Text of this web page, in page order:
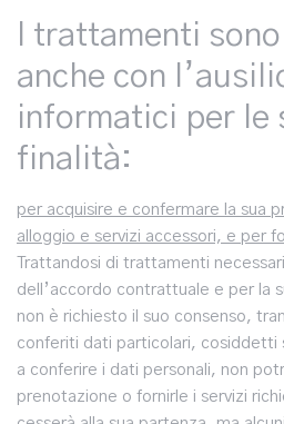
I trattamenti
anche con
informatici per le
finalità:
per acquisire e confermare la sua
alloggio e servizi accessori, e per
Trattandosi di trattamenti
dell’accordo contrattuale e per la
non è richiesto il suo consenso,
conferiti dati particolari, cosiddetti
a conferire i dati personali, non
prenotazione o fornirle i servizi